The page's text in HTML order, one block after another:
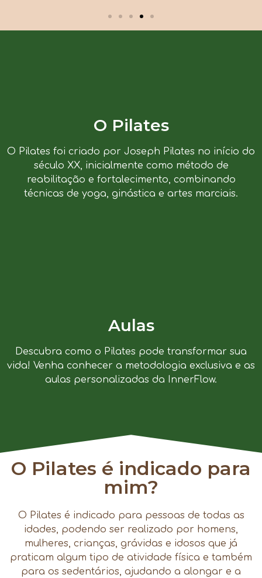
O Pilates
O Pilates foi criado por Joseph Pilates no início do
século XX, inicialmente como método de
reabilitação e fortalecimento, combinando
técnicas de yoga, ginástica e artes marciais.
Aulas
Descubra como o Pilates pode transformar sua
vida! Venha conhecer a metodologia exclusiva e as
aulas personalizadas da InnerFlow.
O Pilates é indicado para
mim?
O Pilates é indicado para pessoas de todas as
idades, podendo ser realizado por homens,
mulheres, crianças, grávidas e idosos que já
praticam algum tipo de atividade física e também
para os sedentários, ajudando a alongar e a